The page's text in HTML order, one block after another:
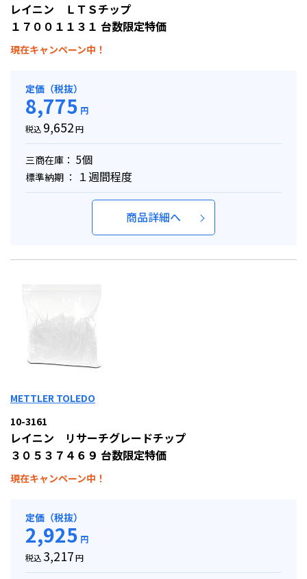
レイニン ＬＴＳチップ
１７００１１３１ 台数限定特価
現在キャンペーン中！
定価（税抜）
8,775 円
税込 9,652円
三商在庫： 5個
標準納期 ： １週間程度
商品詳細へ
METTLER TOLEDO
10-3161
レイニン リサーチグレードチップ
３０５３７４６９ 台数限定特価
現在キャンペーン中！
定価（税抜）
2,925 円
税込 3,217円